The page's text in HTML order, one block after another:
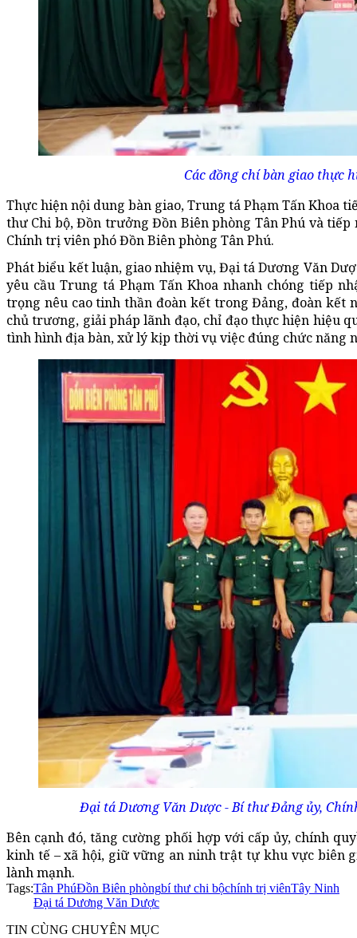
Các đồng chí bàn giao thực
Thực hiện nội dung bàn giao, Trung tá Phạm Tấn Khoa
thư Chi bộ, Đồn trưởng Đồn Biên phòng Tân Phú và
Chính trị viên phó Đồn Biên phòng Tân Phú.
Phát biểu kết luận, giao nhiệm vụ, Đại tá Dương Văn
yêu cầu Trung tá Phạm Tấn Khoa nhanh chóng tiếp
trọng nêu cao tinh thần đoàn kết trong Đảng, đoàn kết
chủ trương, giải pháp lãnh đạo, chỉ đạo thực hiện hiệu
tình hình địa bàn, xử lý kịp thời vụ việc đúng chức năng
Đại tá Dương Văn Dược - Bí thư Đảng ủy,
Bên cạnh đó, tăng cường phối hợp với cấp ủy, chính
kinh tế – xã hội, giữ vững an ninh trật tự khu vực biên
lành mạnh.
Tags:Tân PhúĐồn Biên phòngbí thư chi bộchính trị viênTây Ninh
Đại tá Dương Văn Dược
TIN CÙNG CHUYÊN MỤC